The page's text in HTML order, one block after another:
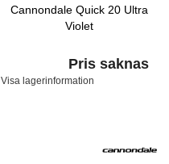
Cannondale Quick 20 Ultra
Violet
Pris saknas
Visa lagerinformation